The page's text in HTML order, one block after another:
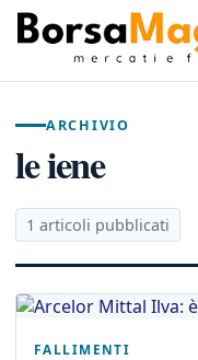
ARCHIVIO
le iene
1 articoli pubblicati
FALLIMENTI